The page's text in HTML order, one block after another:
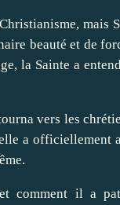
mais
beauté et de
la Sainte a
vers les
a officiellement
comment il a